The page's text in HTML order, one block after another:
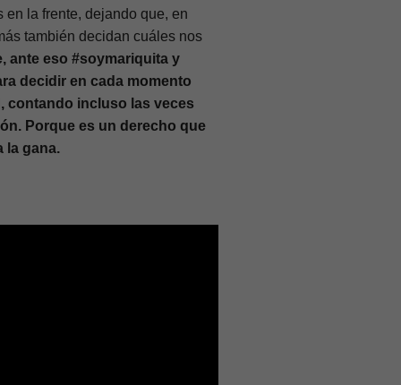
en la frente, dejando que, en
también decidan cuáles nos
ante eso #soymariquita y
decidir en cada momento
contando incluso las veces
Porque es un derecho que
la gana.